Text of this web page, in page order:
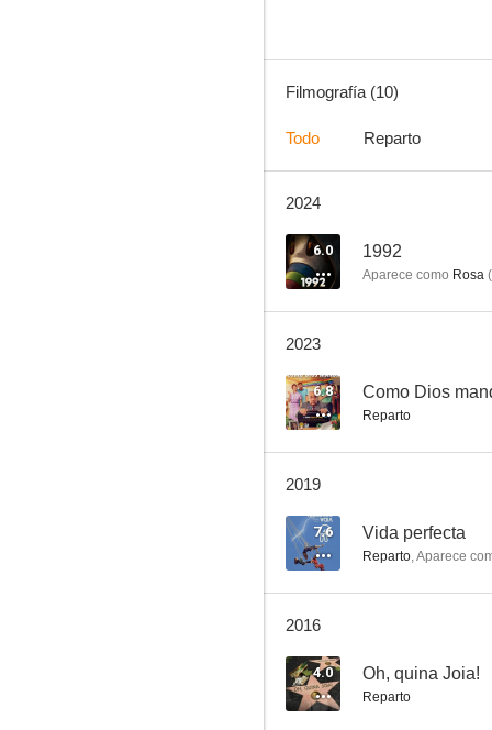
Filmografía (10)
Todo Reparto
2024
6.0 1992
Aparece como Rosa (
2023
6.8 Como Dios
Reparto
2019
7.6 Vida perfecta
Reparto,Aparece
2016
4.0 Oh, quina Joia!
Reparto